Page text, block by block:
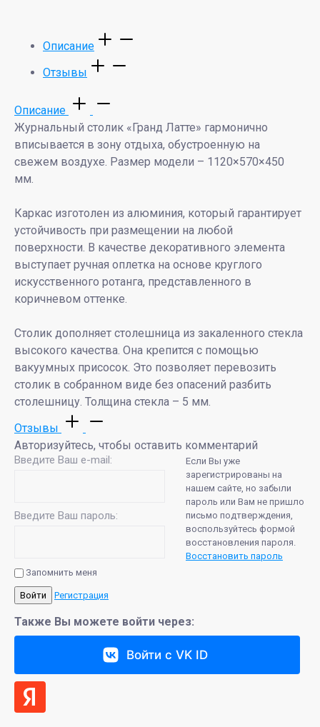
Описание
Отзывы
Описание
Журнальный столик «Гранд Латте» гармонично
вписывается в зону отдыха, обустроенную на
свежем воздухе. Размер модели – 1120×570×450
мм.
Каркас изготолен из алюминия, который гарантирует
устойчивость при размещении на любой
поверхности. В качестве декоративного элемента
выступает ручная оплетка на основе круглого
искусственного ротанга, представленного в
коричневом оттенке.
Столик дополняет столешница из закаленного стекла
высокого качества. Она крепится с помощью
вакуумных присосок. Это позволяет перевозить
столик в собранном виде без опасений разбить
столешницу. Толщина стекла – 5 мм.
Отзывы
Авторизуйтесь, чтобы оставить комментарий
Введите Ваш e-mail:
Введите Ваш пароль:
Запомнить меня
Войти Регистрация
Если Вы уже
зарегистрированы на
нашем сайте, но забыли
пароль или Вам не пришло
письмо подтверждения,
воспользуйтесь формой
восстановления пароля.
Восстановить пароль
Также Вы можете войти через:
Войти с VK ID